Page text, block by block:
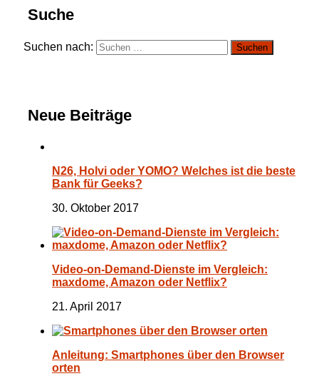
Suche
Suchen nach:
Neue Beiträge
N26, Holvi oder YOMO? Welches ist die beste
Bank für Geeks?
30. Oktober 2017
Video-on-Demand-Dienste im Vergleich:
maxdome, Amazon oder Netflix?
21. April 2017
Anleitung: Smartphones über den Browser
orten